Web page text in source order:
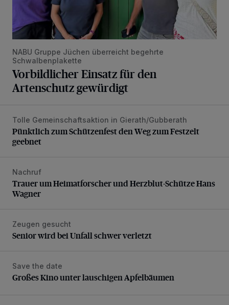
NABU Gruppe Jüchen überreicht begehrte
Schwalbenplakette
Vorbildlicher Einsatz für den
Artenschutz gewürdigt
Pünktlich zum Schützenfest den Weg zum Festzelt
Tolle Gemeinschaftsaktion in Gierath/Gubberath
Pünktlich zum Schützenfest den Weg zum Festzelt
geebnet
Trauer um Heimatforscher und Herzblut-Schütze Hans
Nachruf
Trauer um Heimatforscher und Herzblut-Schütze Hans
Wagner
Senior wird bei Unfall schwer verletzt
Zeugen gesucht
Senior wird bei Unfall schwer verletzt
Großes Kino unter lauschigen Apfelbäumen
Save the date
Großes Kino unter lauschigen Apfelbäumen